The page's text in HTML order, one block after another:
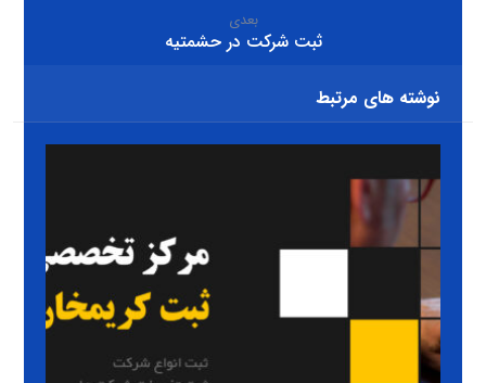
بعدی
ثبت شرکت در حشمتیه
نوشته های مرتبط